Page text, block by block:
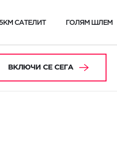
САТЕЛИТ ГОЛЯМ ШЛЕМ
ВКЛЮЧИ СЕ СЕГА